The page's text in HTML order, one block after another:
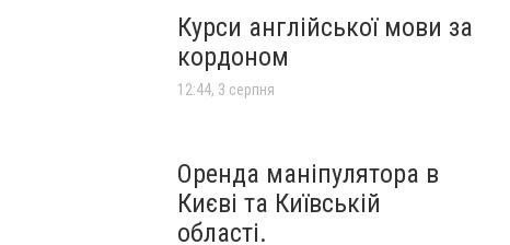
Курси англійської мови за
кордоном
12:44, 3 серпня
Оренда маніпулятора в
Києві та Київській
області.